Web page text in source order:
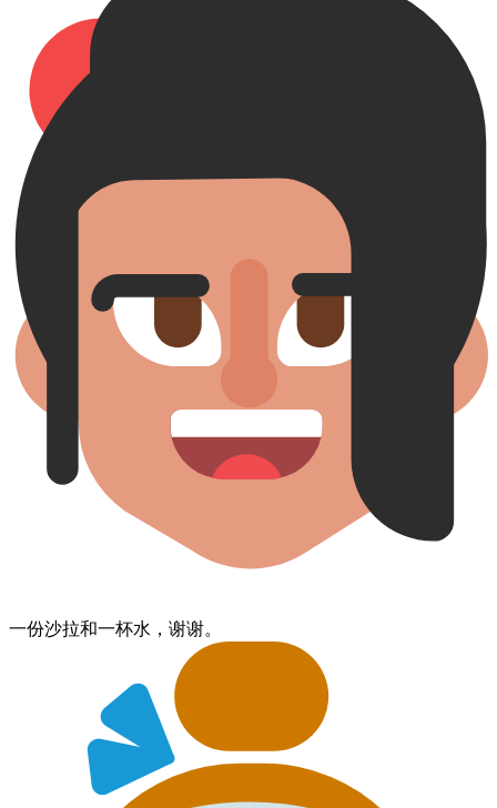
一份​沙拉​和​一杯​水​，谢谢。